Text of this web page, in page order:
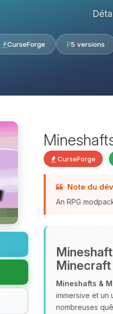
CurseForge 5 versions
CurseForge
Note du
An RPG
Minecraft
Mineshafts &
immersive et
nombreuses